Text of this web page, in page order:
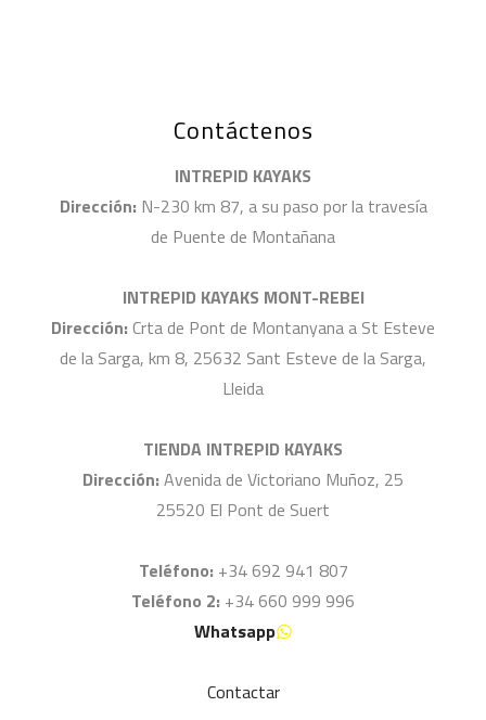
Contáctenos
INTREPID KAYAKS
Dirección: N-230 km 87, a su paso por la travesía
de Puente de Montañana
INTREPID KAYAKS MONT-REBEI
Dirección: Crta de Pont de Montanyana a St Esteve
de la Sarga, km 8, 25632 Sant Esteve de la Sarga,
Lleida
TIENDA INTREPID KAYAKS
Dirección: Avenida de Victoriano Muñoz, 25
25520 El Pont de Suert
Teléfono: +34 692 941 807
Teléfono 2: +34 660 999 996
Whatsapp
Contactar